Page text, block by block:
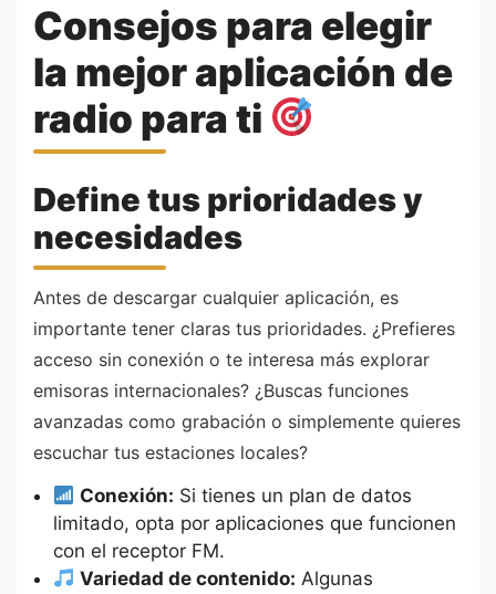
Consejos para elegir
la mejor aplicación de
radio para ti
Define tus prioridades y
necesidades
Antes de descargar cualquier aplicación, es
importante tener claras tus prioridades. ¿Prefieres
acceso sin conexión o te interesa más explorar
emisoras internacionales? ¿Buscas funciones
avanzadas como grabación o simplemente quieres
escuchar tus estaciones locales?
Conexión: Si tienes un plan de datos
limitado, opta por aplicaciones que funcionen
con el receptor FM.
Variedad de contenido: Algunas